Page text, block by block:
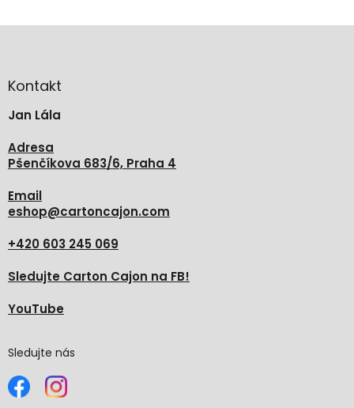
aKontakt
Jan Lála
Adresa
Pšenčíkova 683/6, Praha 4
Email
eshop@cartoncajon.com
+420 603 245 069
Sledujte Carton Cajon na FB!
YouTube
Sledujte nás